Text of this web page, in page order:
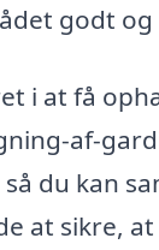
godt
i at få
af-
du kan
at sikre,